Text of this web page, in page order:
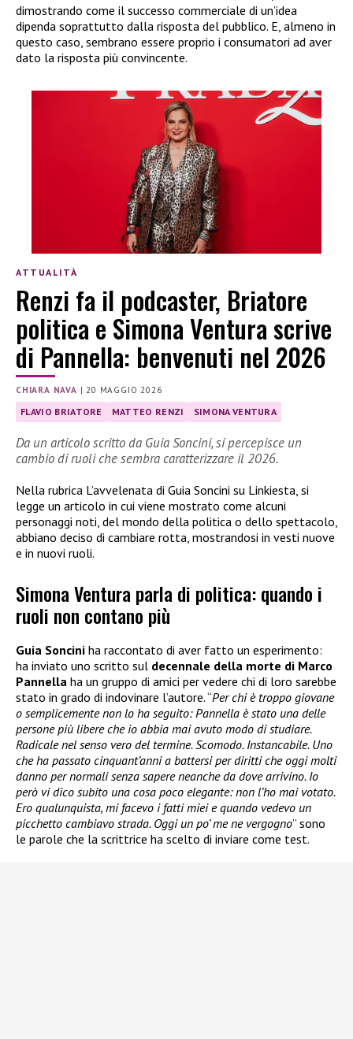
dimostrando come il successo commerciale di un’idea
dipenda soprattutto dalla risposta del pubblico. E, almeno in
questo caso, sembrano essere proprio i consumatori ad aver
dato la risposta più convincente.
ATTUALITÀ
Renzi fa il podcaster, Briatore
politica e Simona Ventura scrive
di Pannella: benvenuti nel 2026
CHIARA NAVA | 20 MAGGIO 2026
FLAVIO BRIATORE MATTEO RENZI SIMONA VENTURA
Da un articolo scritto da Guia Soncini, si percepisce un
cambio di ruoli che sembra caratterizzare il 2026.
Nella rubrica L’avvelenata di Guia Soncini su Linkiesta, si
legge un articolo in cui viene mostrato come alcuni
personaggi noti, del mondo della politica o dello spettacolo,
abbiano deciso di cambiare rotta, mostrandosi in vesti nuove
e in nuovi ruoli.
Simona Ventura parla di politica: quando i
ruoli non contano più
Guia Soncini ha raccontato di aver fatto un esperimento:
ha inviato uno scritto sul decennale della morte di Marco
Pannella ha un gruppo di amici per vedere chi di loro sarebbe
stato in grado di indovinare l’autore. “Per chi è troppo giovane
o semplicemente non lo ha seguito: Pannella è stato una delle
persone più libere che io abbia mai avuto modo di studiare.
Radicale nel senso vero del termine. Scomodo. Instancabile. Uno
che ha passato cinquant’anni a battersi per diritti che oggi molti
danno per normali senza sapere neanche da dove arrivino. Io
però vi dico subito una cosa poco elegante: non l’ho mai votato.
Ero qualunquista, mi facevo i fatti miei e quando vedevo un
picchetto cambiavo strada. Oggi un po’ me ne vergogno” sono
le parole che la scrittrice ha scelto di inviare come test.